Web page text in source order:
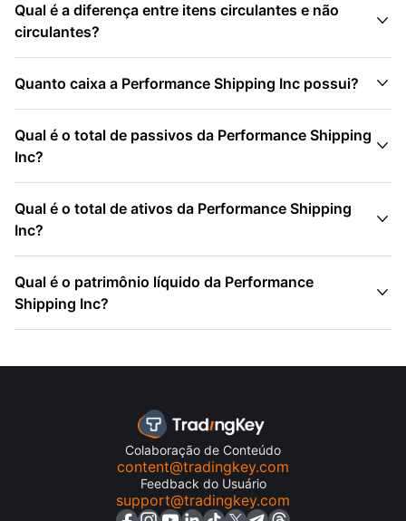
Qual é a diferença entre itens circulantes e não
circulantes?

Quanto caixa a Performance Shipping Inc possui? 
Qual é o total de passivos da Performance Shipping
Inc?

Qual é o total de ativos da Performance Shipping
Inc?

Qual é o patrimônio líquido da Performance
Shipping Inc?

Colaboração de Conteúdo
content@tradingkey.com
Feedback do Usuário
support@tradingkey.com